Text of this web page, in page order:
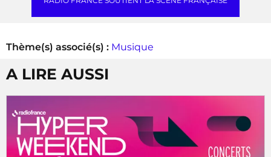
Thème(s) associé(s) : Musique
A LIRE AUSSI